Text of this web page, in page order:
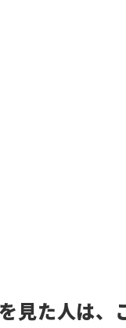
見た人は、